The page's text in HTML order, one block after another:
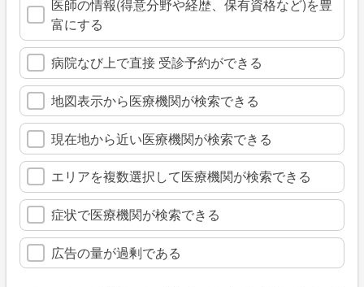
医師の情報(得意分野や経歴、保有資格など)を豊
富にする
病院なび上で直接 受診予約ができる
地図表示から医療機関が検索できる
現在地から近い医療機関が検索できる
エリアを複数選択して医療機関が検索できる
症状で医療機関が検索できる
広告の量が過剰である